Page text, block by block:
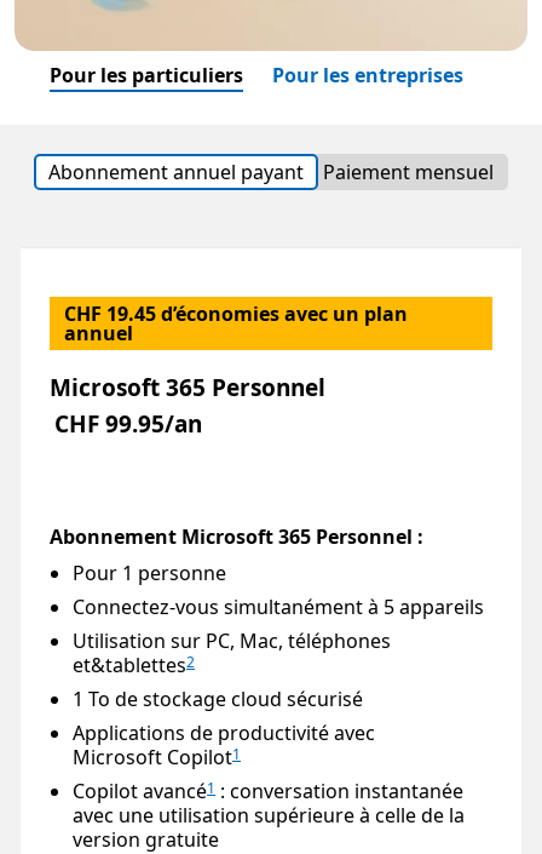
Pour les particuliers Pour les entreprises
Abonnement annuel payant Paiement mensuel
CHF 19.45 d’économies avec un plan
annuel
Microsoft 365 Personnel
CHF 99.95/an
Abonnement Microsoft 365 Personnel :
Pour 1 personne
Connectez-vous simultanément à 5 appareils
Utilisation sur PC, Mac, téléphones
et&tablettes2
1 To de stockage cloud sécurisé
Applications de productivité avec
Microsoft Copilot1
Copilot avancé1 : conversation instantanée
avec une utilisation supérieure à celle de la
version gratuite